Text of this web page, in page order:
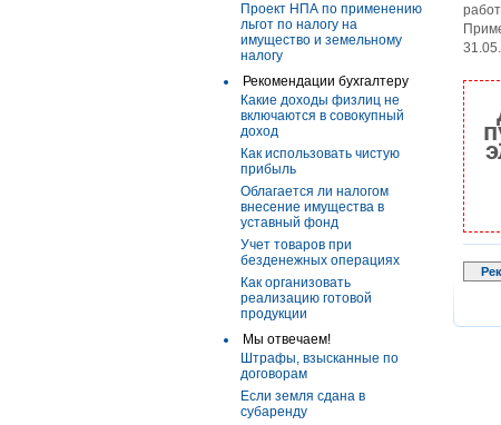
Проект НПА по применению
льгот по налогу на
имущество и земельному
налогу
Рекомендации бухгалтеру
Какие доходы физлиц не
включаются в совокупный
доход
Как использовать чистую
прибыль
Облагается ли налогом
внесение имущества в
уставный фонд
Учет товаров при
безденежных операциях
Как организовать
реализацию готовой
продукции
Мы отвечаем!
Штрафы, взысканные по
договорам
Если земля сдана в
субаренду